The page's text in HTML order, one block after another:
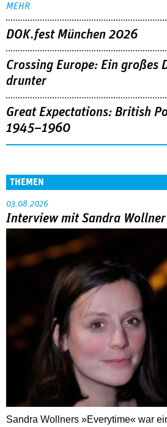
MEHR
DOK.fest München 2026
Crossing Europe: Ein großes
drunter
Great Expectations: British
1945–1960
THEMEN
03.08.2026
Interview mit Sandra Wollner
Sandra Wollners »Everytime« war